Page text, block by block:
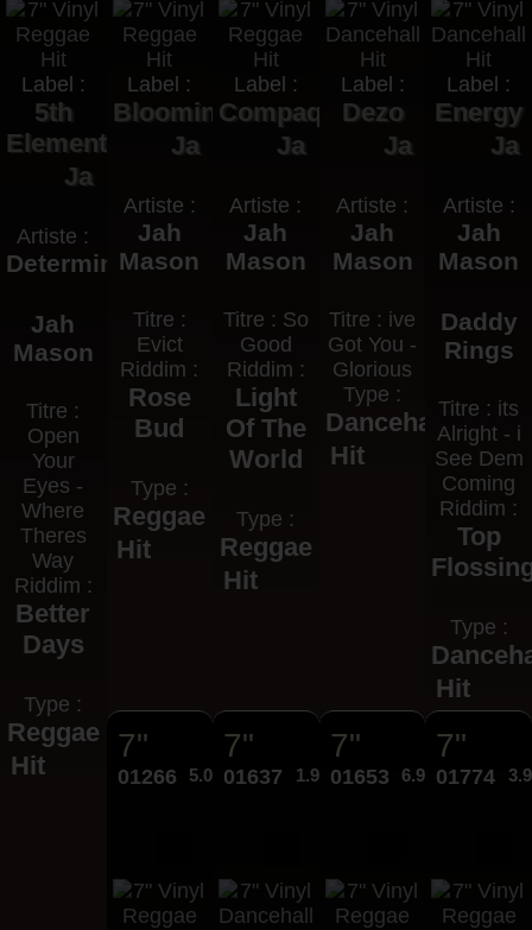
Label :
5th
Element
Ja
Artiste :
Determine
Jah
Mason
Titre :
Open
Your
Eyes -
Where
Theres
Way
Riddim :
Better
Days
Type :
Reggae
Hit
Label :
Blooming
Ja
Artiste :
Jah
Mason
Titre :
Evict
Riddim :
Rose
Bud
Type :
Reggae
Hit
Label :
Compaq
Ja
Artiste :
Jah
Mason
Titre : So
Good
Riddim :
Light
Of The
World
Type :
Reggae
Hit
Label :
Dezo
Ja
Artiste :
Jah
Mason
Titre : ive
Got You -
Glorious
Type :
Dancehall
Hit
Label :
Energy
Ja
Artiste :
Jah
Mason
Daddy
Rings
Titre : its
Alright - i
See Dem
Coming
Riddim :
Top
Type :
Hit
7"
01266 5.00€
7"
01637 1.99€
7"
01653 6.95€
7"
01774